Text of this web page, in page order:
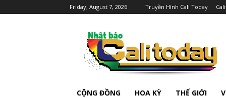
Friday, August 7, 2026 Truyền Hình Cali Today
CỘNG ĐỒNG HOA KỲ THẾ GIỚI